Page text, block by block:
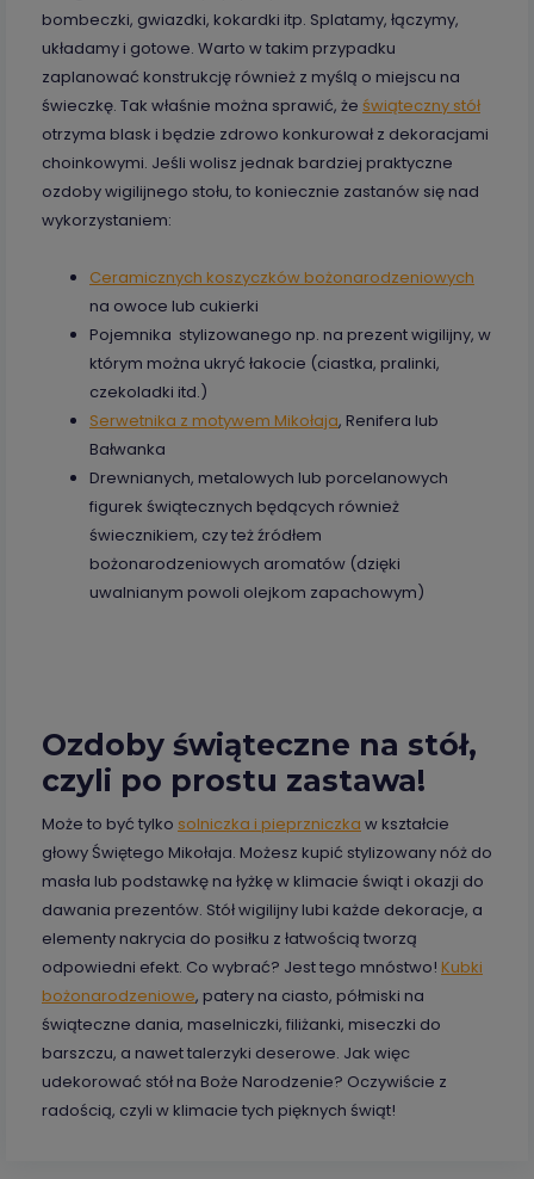
bombeczki, gwiazdki, kokardki itp. Splatamy, łączymy,
układamy i gotowe. Warto w takim przypadku
zaplanować konstrukcję również z myślą o miejscu na
świeczkę. Tak właśnie można sprawić, że świąteczny stół
otrzyma blask i będzie zdrowo konkurował z dekoracjami
choinkowymi. Jeśli wolisz jednak bardziej praktyczne
ozdoby wigilijnego stołu, to koniecznie zastanów się nad
wykorzystaniem:
Ceramicznych koszyczków bożonarodzeniowych
na owoce lub cukierki
Pojemnika stylizowanego np. na prezent wigilijny, w
którym można ukryć łakocie (ciastka, pralinki,
czekoladki itd.)
Serwetnika z motywem Mikołaja, Renifera lub
Bałwanka
Drewnianych, metalowych lub porcelanowych
figurek świątecznych będących również
świecznikiem, czy też źródłem
bożonarodzeniowych aromatów (dzięki
uwalnianym powoli olejkom zapachowym)
Ozdoby świąteczne na stół,
czyli po prostu zastawa!
Może to być tylko solniczka i pieprzniczka w kształcie
głowy Świętego Mikołaja. Możesz kupić stylizowany nóż do
masła lub podstawkę na łyżkę w klimacie świąt i okazji do
dawania prezentów. Stół wigilijny lubi każde dekoracje, a
elementy nakrycia do posiłku z łatwością tworzą
odpowiedni efekt. Co wybrać? Jest tego mnóstwo! Kubki
bożonarodzeniowe, patery na ciasto, półmiski na
świąteczne dania, maselniczki, filiżanki, miseczki do
barszczu, a nawet talerzyki deserowe. Jak więc
udekorować stół na Boże Narodzenie? Oczywiście z
radością, czyli w klimacie tych pięknych świąt!